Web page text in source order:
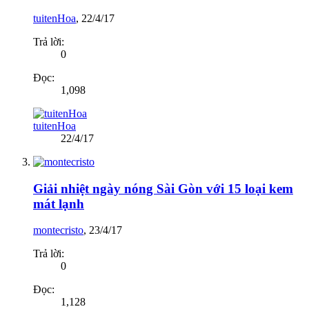
tuitenHoa, 22/4/17
Trả lời:
0
Đọc:
1,098
tuitenHoa
22/4/17
Giải nhiệt ngày nóng Sài Gòn với 15 loại kem
mát lạnh
montecristo, 23/4/17
Trả lời:
0
Đọc:
1,128